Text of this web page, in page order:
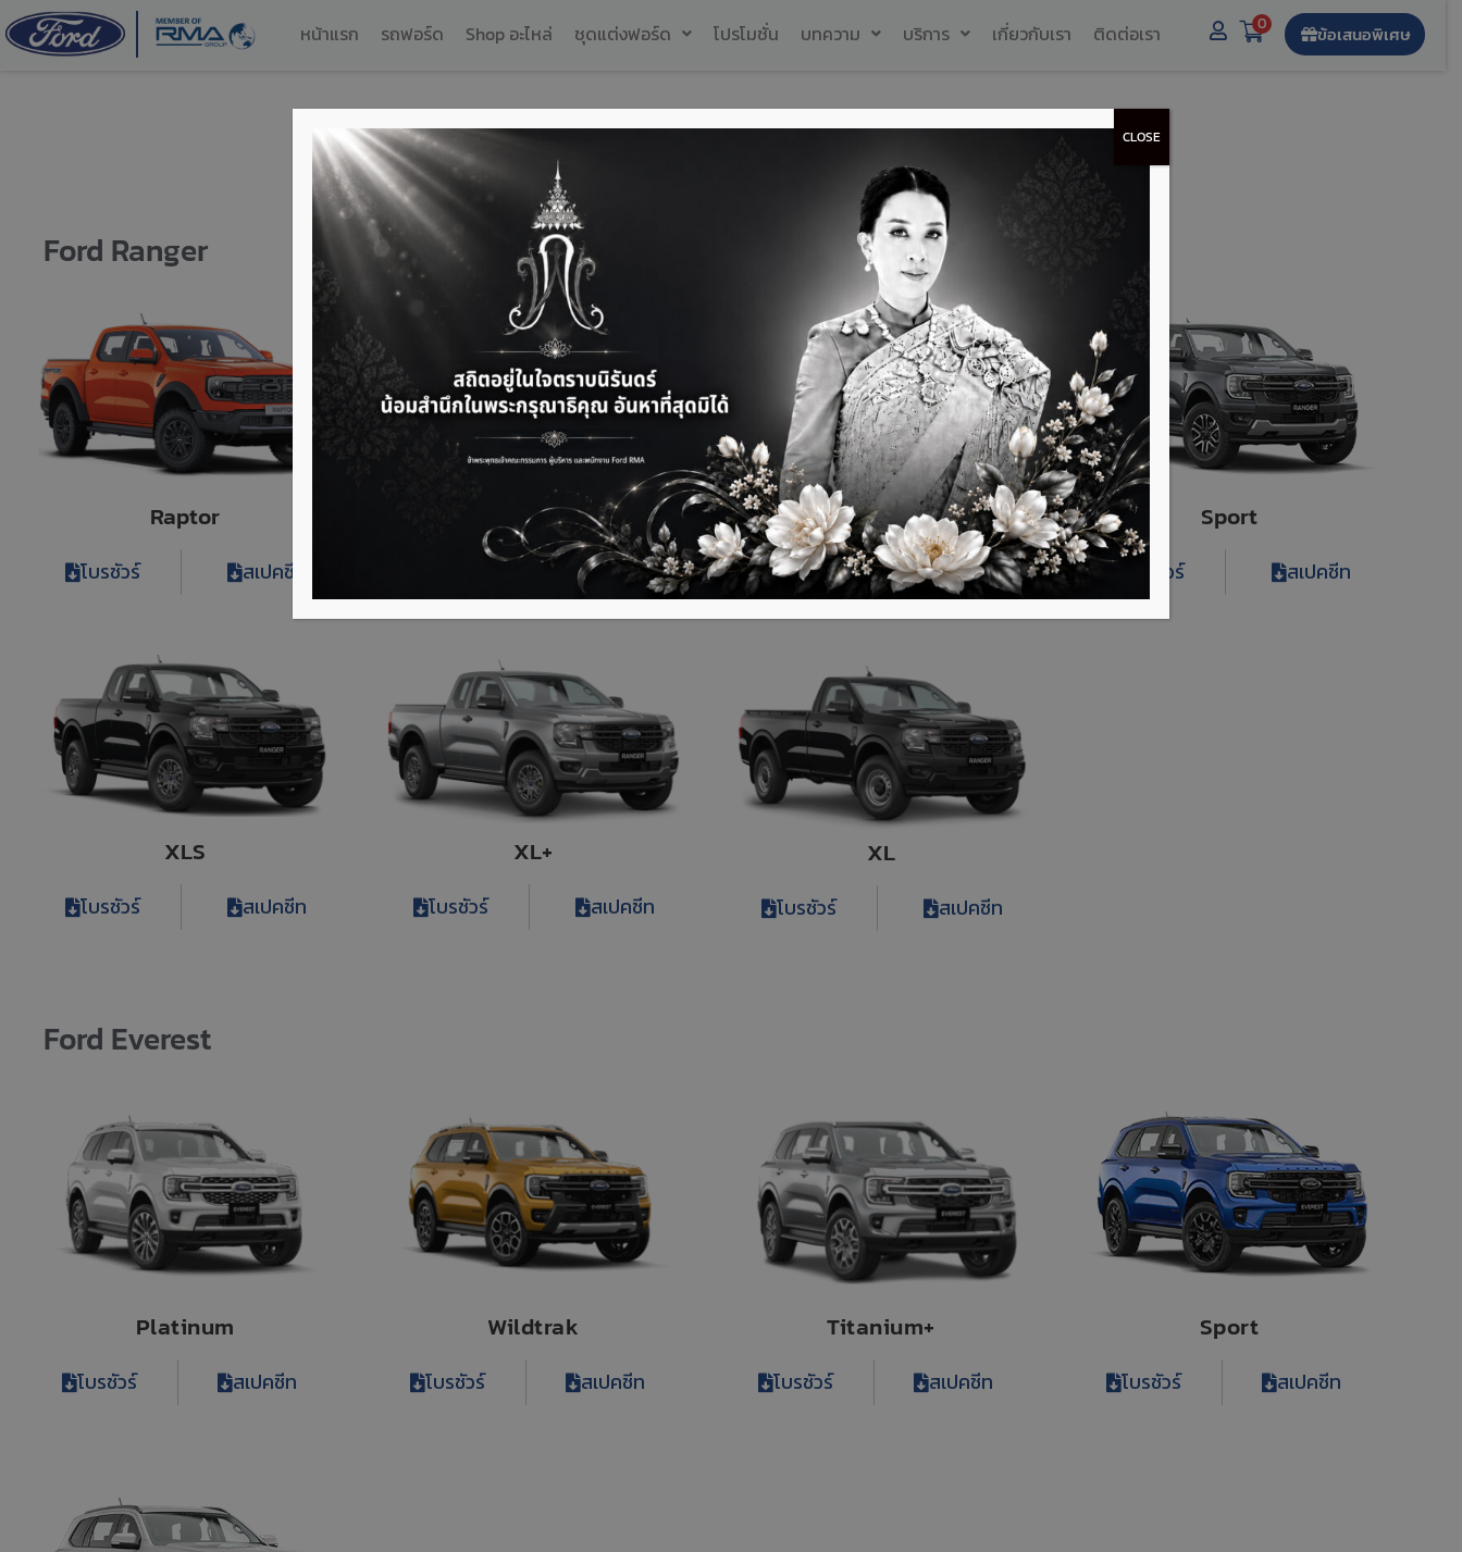
หน้าแรก รถฟอร์ด Shop อะไหล่ ชุดแต่งฟอร์ด โปรโมชั่น บทความ บริการ เกี่ยวกับเรา ติดต่อเรา 0 ข้อเสนอพิเศษ
ดาวน์โหลดโบรชัวร์
Ford Ranger
Raptor
โบรชัวร์ สเปคชีท
Stormtrak
สเปคชีท
Wildtrak
โบรชัวร์ สเปคชีท
Sport
โบรชัวร์ สเปคชีท
XLS
โบรชัวร์ สเปคชีท
XL+
โบรชัวร์ สเปคชีท
XL
โบรชัวร์ สเปคชีท
Ford Everest
Platinum
โบรชัวร์ สเปคชีท
Wildtrak
โบรชัวร์ สเปคชีท
Titanium+
โบรชัวร์ สเปคชีท
Sport
โบรชัวร์ สเปคชีท
CLOSE